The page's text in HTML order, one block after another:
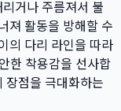
거나 주름져서 불
져 활동을 방해할 수
의 다리 라인을 따라
한 착용감을 선사합
장점을 극대화하는